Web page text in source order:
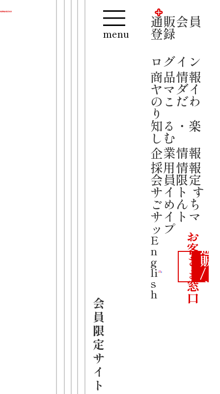
会
員
限
定
サ
イ
ト
menu
通販会員
登録
ログイン
商品情報
ヤマダイ
のこだわ
り
知る・楽
しむ
企業情報
採用情報
会員限定
サイト す
ごめんち
サイトマ
ップ
E
n
g
li
s
h
お
客
さ
ま
窓
口
通
販
/
カ
通販会員登録 ログイン
【夏季休業のお知らせ】
誠に勝手ながら、2026年8月13日(木)
～16日(日)までお休みをさせていただ
お問い合わせや公式通販は、8月17日
(月)より順次対応をさせていただきま
ご迷惑をおかけいたしますが、何卒ご
了承くださいますようお願い申し上げ
凄
麺
逸品シ
リーズ
中華の逸品
酸辣湯麺
ラーメン
中細麺
その他